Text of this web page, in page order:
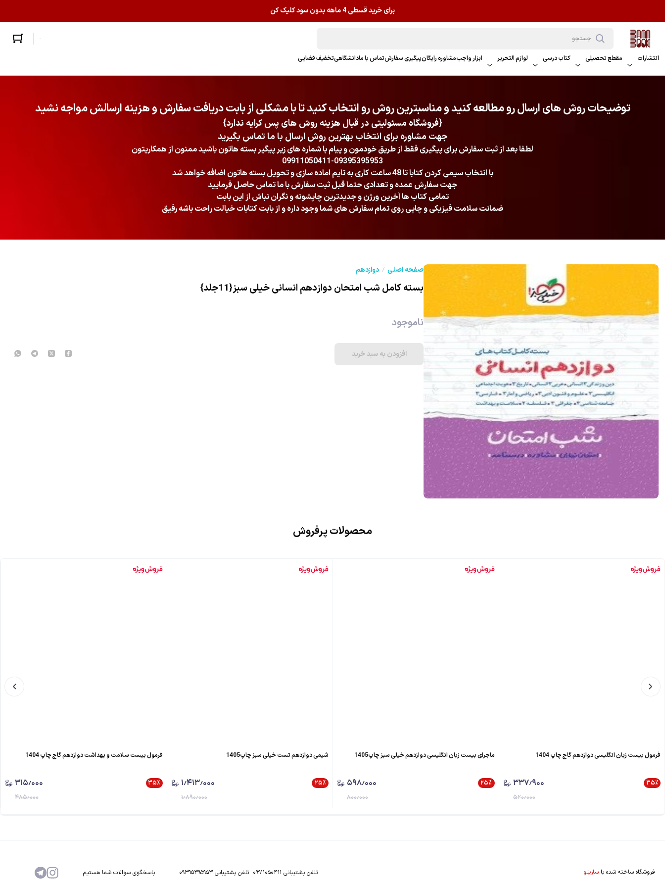
برای خرید قسطی 4 ماهه بدون سود کلیک کن
انتشارات مقطع تحصیلی کتاب درسی لوازم التحریر ابزار واجبمشاوره رایگانپیگیری سفارشتماس با مادانشگاهیتخفیف فضایی
توضیحات روش های ارسال رو مطالعه کنید و مناسبترین روش رو انتخاب کنید تا با مشکلی از بابت دریافت سفارش و هزینه ارسالش مواجه نشید
{فروشگاه مسئولیتی در قبال هزینه روش های پس کرایه ندارد}
جهت مشاوره برای انتخاب بهترین روش ارسال با ما تماس بگیرید
لطفا بعد از ثبت سفارش برای پیگیری فقط از طریق خودمون و پیام با شماره های زیر پیگیر بسته هاتون باشید ممنون از همکاریتون
09911050411-09395395953
با انتخاب سیمی کردن کتابا تا 48 ساعت کاری به تایم اماده سازی و تحویل بسته هاتون اضافه خواهد شد
جهت سفارش عمده و تعدادی حتما قبل ثبت سفارش با ما تماس حاصل فرمایید
تمامی کتاب ها آخرین ورژن و جدیدترین چاپشونه و نگران نباش از این بابت
ضمانت سلامت فیزیکی و چاپی روی تمام سفارش های شما وجود داره و از بابت کتابات خیالت راحت باشه رفیق
صفحه اصلی دوازدهم
بسته کامل شب امتحان دوازدهم انسانی خیلی سبز{11جلد}
ناموجود
افزودن به سبد خرید
محصولات پرفروش
فرمول بیست زبان انگلیسی دوازدهم گاج چاپ 1404
۳۵٪ ۳۳۷٫۹۰۰
۵۲۰٫۰۰۰
ماجرای بیست زبان انگلیسی دوازدهم خیلی سبز چاپ1405
۲۵٪ ۵۹۸٫۰۰۰
۸۰۰٫۰۰۰
شیمی دوازدهم تست خیلی سبز چاپ1405
۲۵٪ ۱٫۴۱۳٫۰۰۰
۱٫۸۹۰٫۰۰۰
فرمول بیست سلامت و بهداشت دوازدهم گاج چاپ 1404
۳۵٪ ۳۱۵٫۰۰۰
۴۸۵٫۰۰۰
فروشگاه ساخته شده با سازیتو تلفن پشتیبانی ۰۹۹۱۱۰۵۰۴۱۱ تلفن پشتیبانی ۰۹۳۹۵۳۹۵۹۵۳ پاسخگوی سوالات شما هستیم